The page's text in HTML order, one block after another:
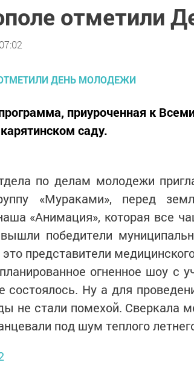
отметили
приуроченная к
саду.
по делам молодежи
«Мураками», перед
«Анимация», которая все
победители
это представители
огненное шоу с
состоялось. Ну а для
не стали помехой. Сверкала
под шум теплого